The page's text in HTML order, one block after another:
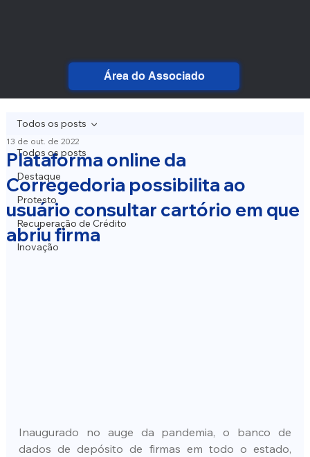
Área do Associado
Todos os posts
Destaque
Protesto
Recuperação de Crédito
Inovação
Todos os posts
Plataforma online da
Corregedoria possibilita ao
usuário consultar cartório em que
abriu firma
13 de out. de 2022
Inaugurado no auge da pandemia, o banco de
dados de depósito de firmas em todo o estado,